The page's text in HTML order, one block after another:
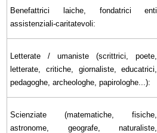
Benefattrici laiche, fondatrici enti
assistenziali-caritatevoli:
Letterate / umaniste (scrittrici, poete,
letterate, critiche, giornaliste, educatrici,
pedagoghe, archeologhe, papirologhe...):
Scienziate (matematiche, fisiche,
astronome, geografe, naturaliste,